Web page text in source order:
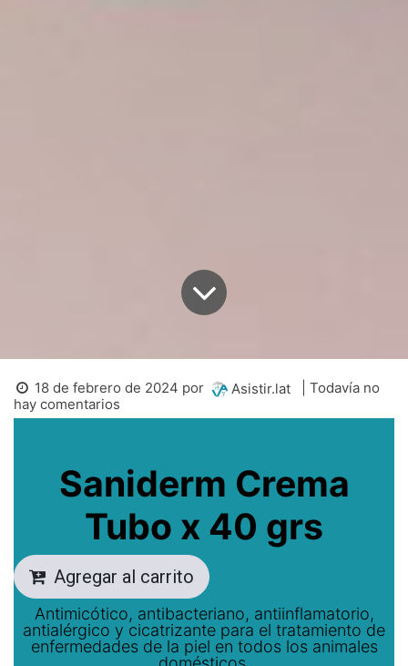
18 de febrero de 2024 por Asistir.lat
| Todavía no
hay comentarios
Saniderm Crema
Tubo x 40 grs
Agregar al carrito
Antimicótico, antibacteriano, antiinflamatorio,
antialérgico y cicatrizante para el tratamiento de
enfermedades de la piel en todos los animales